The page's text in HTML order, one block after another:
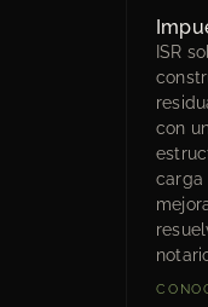
ISR
con
carga